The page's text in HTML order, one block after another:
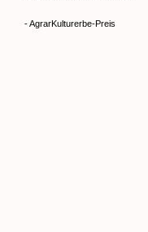
- AgrarKulturerbe-Preis